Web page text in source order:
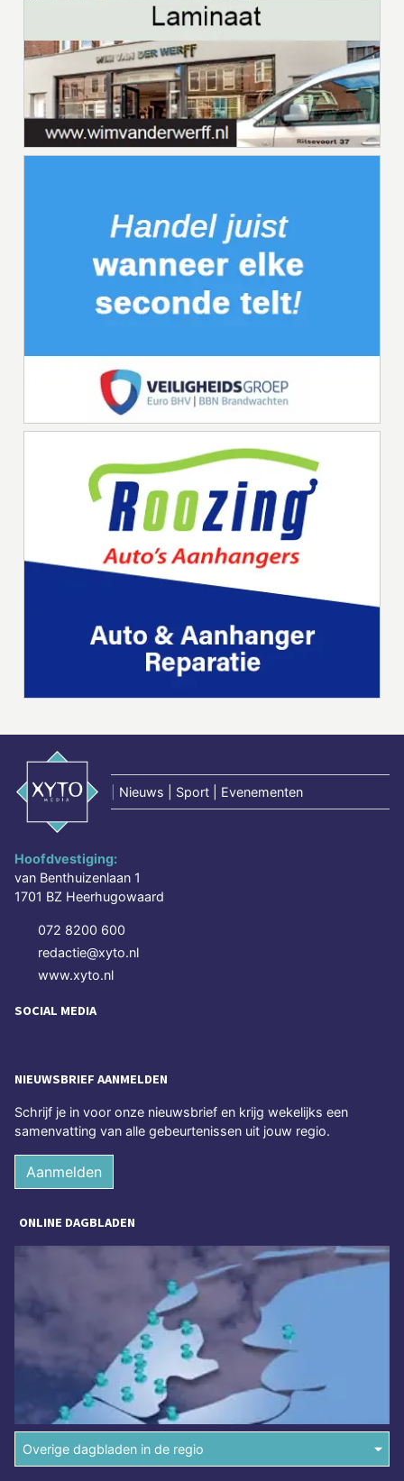
Nieuws | Sport | Evenementen
Hoofdvestiging:
van Benthuizenlaan 1
1701 BZ Heerhugowaard
072 8200 600
redactie@xyto.nl
www.xyto.nl
SOCIAL MEDIA
NIEUWSBRIEF AANMELDEN
Schrijf je in voor onze nieuwsbrief en krijg wekelijks een
samenvatting van alle gebeurtenissen uit jouw regio.
Aanmelden
ONLINE DAGBLADEN
Overige dagbladen in de regio